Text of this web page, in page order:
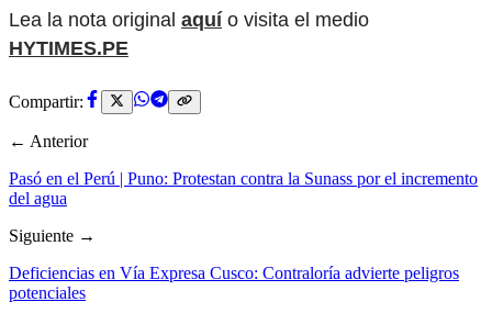
Lea la nota original aquí o visita el medio
HYTIMES.PE
Compartir:
← Anterior
Pasó en el Perú | Puno: Protestan contra la Sunass por el incremento
del agua
Siguiente →
Deficiencias en Vía Expresa Cusco: Contraloría advierte peligros
potenciales